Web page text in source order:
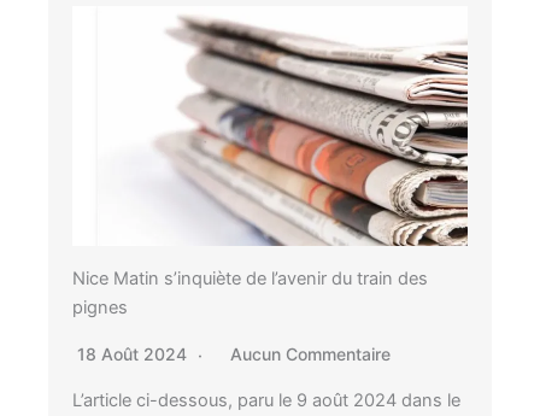
Nice Matin s’inquiète de l’avenir du train des
pignes
18 Août 2024 Aucun Commentaire
L’article ci-dessous, paru le 9 août 2024 dans le